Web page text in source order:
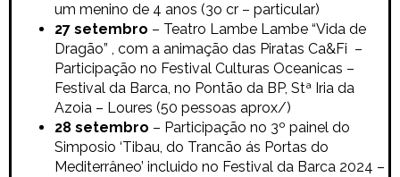
um menino de 4 anos (3o cr – particular)
27 setembro – Teatro Lambe Lambe “Vida de
Dragão” , com a animação das Piratas Ca&Fi –
Participação no Festival Culturas Oceanicas –
Festival da Barca, no Pontão da BP, Stª Iria da
Azoia – Loures (50 pessoas aprox/)
28 setembro – Participação no 3º painel do
Simposio ‘Tibau, do Trancão ás Portas do
Mediterrâneo’ incluido no Festival da Barca 2024 –